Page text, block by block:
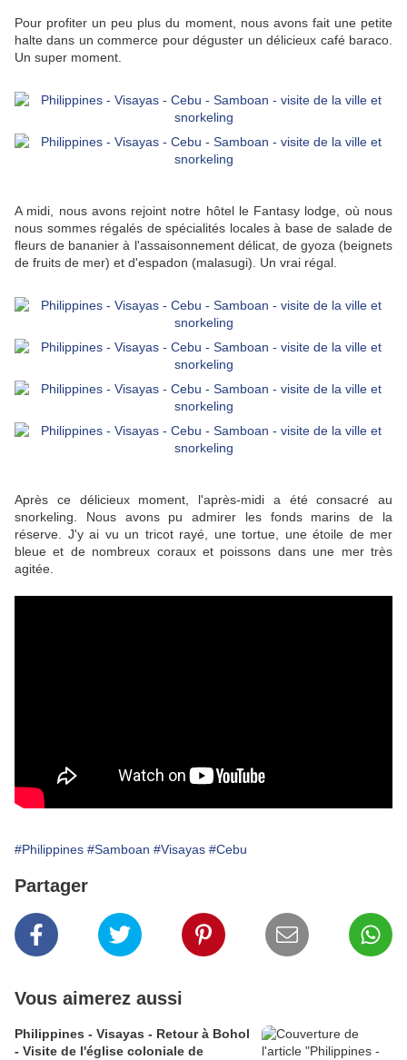
Pour profiter un peu plus du moment, nous avons fait une petite
halte dans un commerce pour déguster un délicieux café baraco.
Un super moment.
A midi, nous avons rejoint notre hôtel le Fantasy lodge, où nous
nous sommes régalés de spécialités locales à base de salade de
fleurs de bananier à l'assaisonnement délicat, de gyoza (beignets
de fruits de mer) et d'espadon (malasugi). Un vrai régal.
Après ce délicieux moment, l'après-midi a été consacré au
snorkeling. Nous avons pu admirer les fonds marins de la
réserve. J'y ai vu un tricot rayé, une tortue, une étoile de mer
bleue et de nombreux coraux et poissons dans une mer très
agitée.
#Philippines #Samboan #Visayas #Cebu
Partager
Vous aimerez aussi
Philippines - Visayas - Retour à Bohol
- Visite de l'église coloniale de